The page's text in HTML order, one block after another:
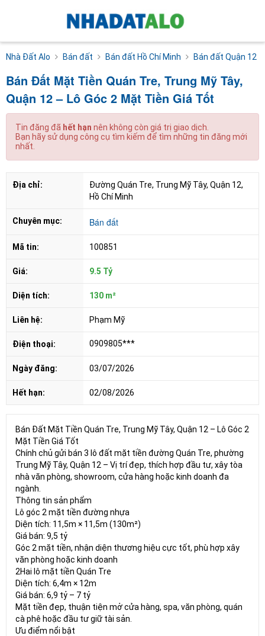
Nhà Đất Alo Bán đất Bán đất Hồ Chí Minh Bán đất Quận 12
Bán Đất Mặt Tiền Quán Tre, Trung Mỹ Tây,
Quận 12 – Lô Góc 2 Mặt Tiền Giá Tốt
Tin đăng đã hết hạn nên không còn giá trị giao dịch.
Bạn hãy sử dụng công cụ tìm kiếm để tìm những tin đăng mới
nhất.
Địa chỉ:
Đường Quán Tre, Trung Mỹ Tây, Quận 12,
Hồ Chí Minh
Chuyên mục: Bán đất
Mã tin: 100851
Giá: 9.5 Tỷ
Diện tích: 130 m²
Liên hệ: Phạm Mỹ
Điện thoại: 0909805***
Ngày đăng: 03/07/2026
Hết hạn: 02/08/2026
Bán Đất Mặt Tiền Quán Tre, Trung Mỹ Tây, Quận 12 – Lô Góc 2
Mặt Tiền Giá Tốt
Chính chủ gửi bán 3 lô đất mặt tiền đường Quán Tre, phường
Trung Mỹ Tây, Quận 12 – Vị trí đẹp, thích hợp đầu tư, xây tòa
nhà văn phòng, showroom, cửa hàng hoặc kinh doanh đa
ngành.
Thông tin sản phẩm
Lô góc 2 mặt tiền đường nhựa
Diện tích: 11,5m × 11,5m (130m²)
Giá bán: 9,5 tỷ
Góc 2 mặt tiền, nhận diện thương hiệu cực tốt, phù hợp xây
văn phòng hoặc kinh doanh
2Hai lô mặt tiền Quán Tre
Diện tích: 6,4m × 12m
Giá bán: 6,9 tỷ – 7 tỷ
Mặt tiền đẹp, thuận tiện mở cửa hàng, spa, văn phòng, quán
cà phê hoặc đầu tư giữ tài sản.
Ưu điểm nổi bật